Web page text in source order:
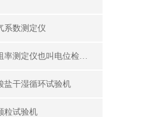
系数测定仪
混凝土电阻率测定仪也叫电位检测仪（锈蚀分析仪）
盐干湿循环试验机
粒试验机